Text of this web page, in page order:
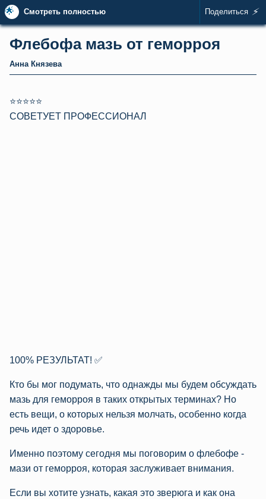
🌟 Смотреть полностью Поделиться ⚡
Флебофа мазь от геморроя
Анна Князева
⭐⭐⭐⭐⭐
СОВЕТУЕТ ПРОФЕССИОНАЛ
100% РЕЗУЛЬТАТ! ✅
Кто бы мог подумать, что однажды мы будем обсуждать
мазь для геморроя в таких открытых терминах? Но
есть вещи, о которых нельзя молчать, особенно когда
речь идет о здоровье.
Именно поэтому сегодня мы поговорим о флебофе -
мази от геморроя, которая заслуживает внимания.
Если вы хотите узнать, какая это зверюга и как она